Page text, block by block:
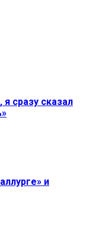
сразу сказал
и